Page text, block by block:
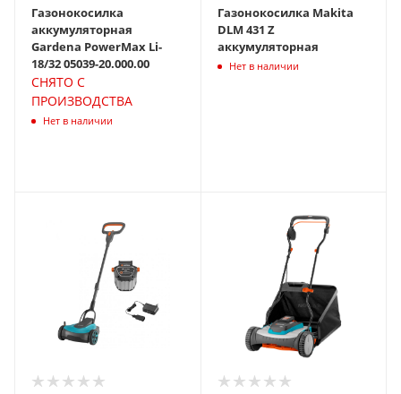
Газонокосилка
аккумуляторная
Gardena PowerMax Li-
18/32 05039-20.000.00
СНЯТО С
ПРОИЗВОДСТВА
Нет в наличии
Газонокосилка Makita
DLM 431 Z
аккумуляторная
Нет в наличии